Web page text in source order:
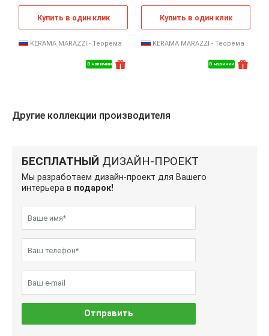
В наличии
Купить в один клик
KERAMA MARAZZI - Теорема
В наличии
Купить в один клик
KERAMA MARAZZI - Теорема
Другие коллекции производителя
БЕСПЛАТНЫЙ ДИЗАЙН-ПРОЕКТ
Мы разработаем дизайн-проект для Вашего
интерьера в подарок!
Отправить